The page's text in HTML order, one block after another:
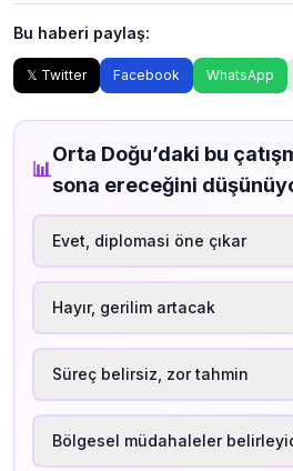
Bu haberi paylaş:
𝕏 Twitter Facebook WhatsApp
📊
Orta Doğu’daki bu
sona ereceğini
Evet, diplomasi öne çıkar
Hayır, gerilim artacak
Süreç belirsiz, zor tahmin
Bölgesel müdahaleler